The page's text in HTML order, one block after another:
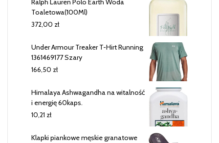
Ralph Lauren Polo Earth Woda
Toaletowa(100Ml)
372,00 zł
Under Armour Treaker T-Hirt Running
1361469177 Szary
166,50 zł
Himalaya Ashwagandha na witalność
i energię 60kaps.
10,21 zł
Klapki piankowe męskie granatowe